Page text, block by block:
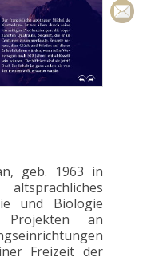
geb. 1963 in
und Biologie
Projekten an
Freizeit der